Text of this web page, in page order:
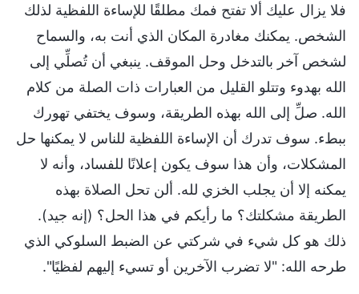
فلا يزال عليك ألا تفتح فمك مطلقًا للإساءة اللفظية لذلك
الشخص. يمكنك مغادرة المكان الذي أنت به، والسماح
لشخص آخر بالتدخل وحل الموقف. ينبغي أن تُصلِّي إلى
الله بهدوء وتتلو القليل من العبارات ذات الصلة من كلام
الله. صلِّ إلى الله بهذه الطريقة، وسوف يختفي تهورك
ببطء. سوف تدرك أن الإساءة اللفظية للناس لا يمكنها حل
المشكلات، وأن هذا سوف يكون إعلانًا للفساد، وأنه لا
يمكنه إلا أن يجلب الخزي لله. ألن تحل الصلاة بهذه
الطريقة مشكلتك؟ ما رأيكم في هذا الحل؟ (إنه جيد).
ذلك هو كل شيء في شركتي عن الضبط السلوكي الذي
طرحه الله: "لا تضرب الآخرين أو تسيء إليهم لفظيًا".